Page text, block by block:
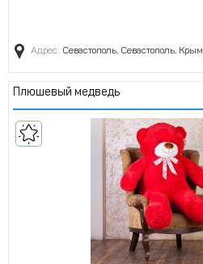
Адрес: Севастополь, Севастополь, Крым
Плюшевый медведь